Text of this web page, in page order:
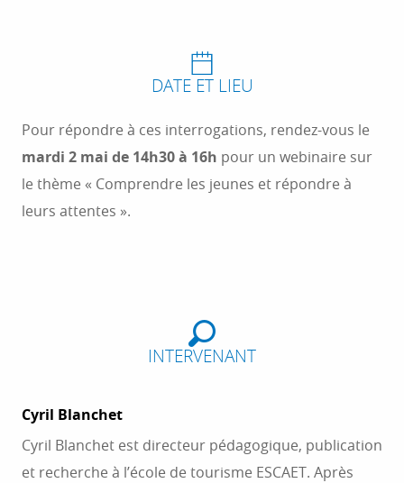
DATE ET LIEU
Pour répondre à ces interrogations, rendez-vous le
mardi 2 mai de 14h30 à 16h pour un webinaire sur
le thème « Comprendre les jeunes et répondre à
leurs attentes ».
INTERVENANT
Cyril Blanchet
Cyril Blanchet est directeur pédagogique, publication
et recherche à l’école de tourisme ESCAET. Après